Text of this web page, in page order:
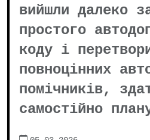
вийшли далеко
простого
коду і
повноцінних
помічників,
самостійно